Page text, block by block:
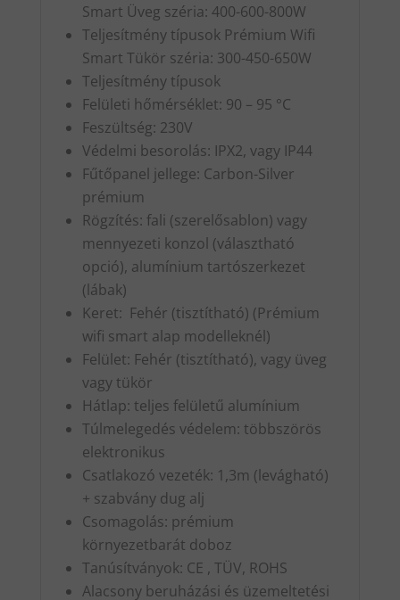
Smart Üveg széria: 400-600-800W
Teljesítmény típusok Prémium Wifi
Smart Tükör széria: 300-450-650W
Teljesítmény típusok
Felületi hőmérséklet: 90 – 95 °C
Feszültség: 230V
Védelmi besorolás: IPX2, vagy IP44
Fűtőpanel jellege: Carbon-Silver
prémium
Rögzítés: fali (szerelősablon) vagy
mennyezeti konzol (választható
opció), alumínium tartószerkezet
(lábak)
Keret: Fehér (tisztítható) (Prémium
wifi smart alap modelleknél)
Felület: Fehér (tisztítható), vagy üveg
vagy tükör
Hátlap: teljes felületű alumínium
Túlmelegedés védelem: többszörös
elektronikus
Csatlakozó vezeték: 1,3m (levágható)
+ szabvány dug alj
Csomagolás: prémium
környezetbarát doboz
Tanúsítványok: CE , TÜV, ROHS
Alacsony beruházási és üzemeltetési